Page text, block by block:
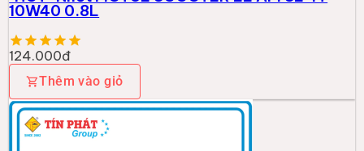
10W40 0.8L
124.000đ
Thêm vào giỏ